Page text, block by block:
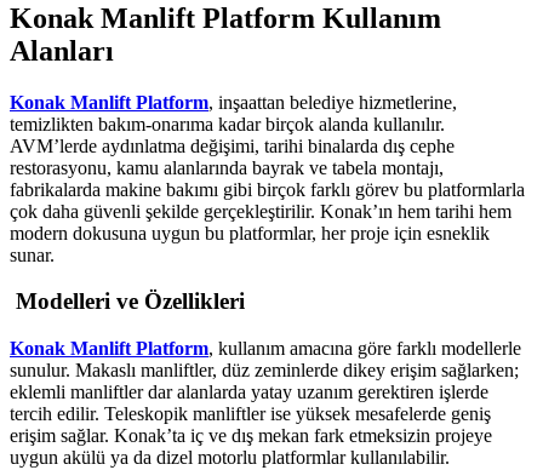
Konak Manlift Platform Kullanım
Alanları
Konak Manlift Platform, inşaattan belediye hizmetlerine,
temizlikten bakım-onarıma kadar birçok alanda kullanılır.
AVM’lerde aydınlatma değişimi, tarihi binalarda dış cephe
restorasyonu, kamu alanlarında bayrak ve tabela montajı,
fabrikalarda makine bakımı gibi birçok farklı görev bu platformlarla
çok daha güvenli şekilde gerçekleştirilir. Konak’ın hem tarihi hem
modern dokusuna uygun bu platformlar, her proje için esneklik
sunar.
Modelleri ve Özellikleri
Konak Manlift Platform, kullanım amacına göre farklı modellerle
sunulur. Makaslı manliftler, düz zeminlerde dikey erişim sağlarken;
eklemli manliftler dar alanlarda yatay uzanım gerektiren işlerde
tercih edilir. Teleskopik manliftler ise yüksek mesafelerde geniş
erişim sağlar. Konak’ta iç ve dış mekan fark etmeksizin projeye
uygun akülü ya da dizel motorlu platformlar kullanılabilir.